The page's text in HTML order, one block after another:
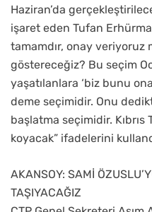
Haziran’da
işaret eden Tufan
tamamdır, onay veriyoruz
göstereceğiz? Bu seçim
yaşatılanlara ‘biz bunu
deme seçimidir. Onu
başlatma seçimidir.
koyacak” ifadelerini
AKANSOY: SAMİ
TAŞIYACAĞIZ